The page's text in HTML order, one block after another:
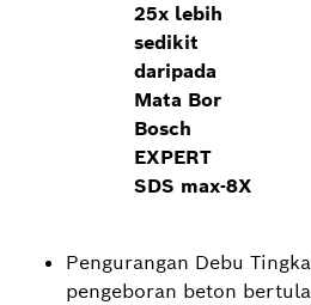
25x lebih
sedikit
daripada
Mata Bor
Bosch
EXPERT
SDS max-8X
Pengurangan Debu
pengeboran beton